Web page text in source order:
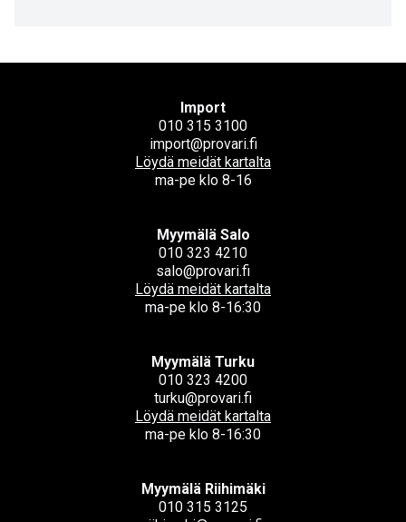
Import
010 315 3100
import@provari.fi
Löydä meidät kartalta
ma-pe klo 8-16
Myymälä Salo
010 323 4210
salo@provari.fi
Löydä meidät kartalta
ma-pe klo 8-16:30
Myymälä Turku
010 323 4200
turku@provari.fi
Löydä meidät kartalta
ma-pe klo 8-16:30
Myymälä Riihimäki
010 315 3125